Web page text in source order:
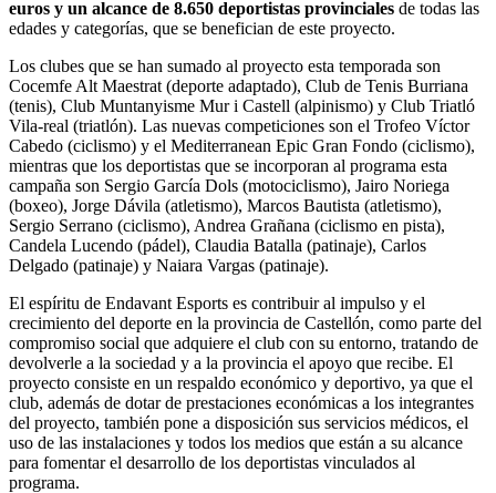
euros y un alcance de 8.650 deportistas provinciales de todas las
edades y categorías, que se benefician de este proyecto.
Los clubes que se han sumado al proyecto esta temporada son
Cocemfe Alt Maestrat (deporte adaptado), Club de Tenis Burriana
(tenis), Club Muntanyisme Mur i Castell (alpinismo) y Club Triatló
Vila-real (triatlón). Las nuevas competiciones son el Trofeo Víctor
Cabedo (ciclismo) y el Mediterranean Epic Gran Fondo (ciclismo),
mientras que los deportistas que se incorporan al programa esta
campaña son Sergio García Dols (motociclismo), Jairo Noriega
(boxeo), Jorge Dávila (atletismo), Marcos Bautista (atletismo),
Sergio Serrano (ciclismo), Andrea Grañana (ciclismo en pista),
Candela Lucendo (pádel), Claudia Batalla (patinaje), Carlos
Delgado (patinaje) y Naiara Vargas (patinaje).
El espíritu de Endavant Esports es contribuir al impulso y el
crecimiento del deporte en la provincia de Castellón, como parte del
compromiso social que adquiere el club con su entorno, tratando de
devolverle a la sociedad y a la provincia el apoyo que recibe. El
proyecto consiste en un respaldo económico y deportivo, ya que el
club, además de dotar de prestaciones económicas a los integrantes
del proyecto, también pone a disposición sus servicios médicos, el
uso de las instalaciones y todos los medios que están a su alcance
para fomentar el desarrollo de los deportistas vinculados al
programa.